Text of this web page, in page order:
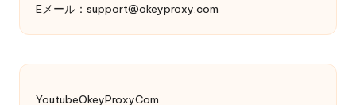
Eメール： support@okeyproxy.com
YoutubeOkeyProxyCom